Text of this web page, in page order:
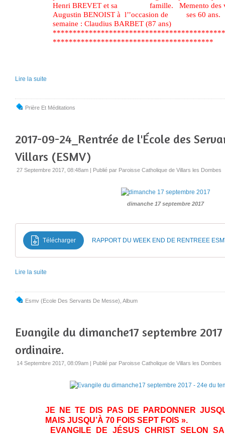
Henri BREVET et sa famille. Memento des
Augustin BENOIST à l’’occasion de ses 60 ans.
semaine : Claudius BARBET (87 ans)
Lire la suite
Prière Et Méditations
2017-09-24_Rentrée de l'École des
Villars (ESMV)
27 Septembre 2017, 08:48am | Publié par Paroisse Catholique de Villars les Dombes
dimanche 17 septembre 2017
Télécharger RAPPORT DU WEEK END DE RENTREEE
Lire la suite
Esmv (Ecole Des Servants De Messe) Album
Evangile du dimanche17 septembre
ordinaire.
14 Septembre 2017, 08:09am | Publié par Paroisse Catholique de Villars les Dombes
JE NE TE DIS PAS DE PARDONNER
MAIS JUSQU’À 70 FOIS
EVANGILE DE JÉSUS CHRIST SELON